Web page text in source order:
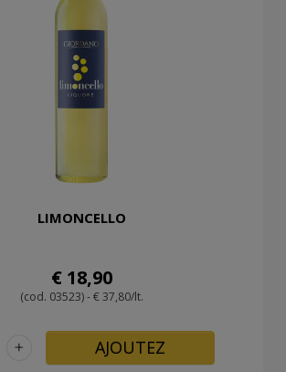
LIMONCELLO
€ 18,90
(cod. 03523) - € 37,80/lt.
+ AJOUTEZ